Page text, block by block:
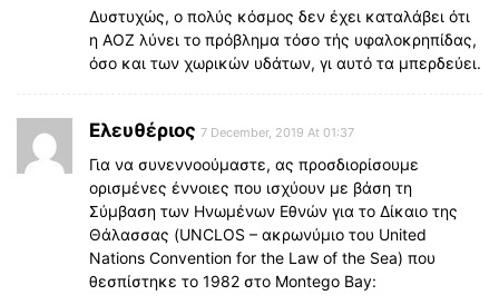
Δυστυχώς, ο πολύς κόσμος δεν έχει καταλάβει ότι
η ΑΟΖ λύνει το πρόβλημα τόσο τής υφαλοκρηπίδας,
όσο και των χωρικών υδάτων, γι αυτό τα μπερδεύει.
Ελευθέριος 7 December, 2019 At 01:37
Για να συνεννοούμαστε, ας προσδιορίσουμε
ορισμένες έννοιες που ισχύουν με βάση τη
Σύμβαση των Ηνωμένων Εθνών για το Δίκαιο της
Θάλασσας (UNCLOS – ακρωνύμιο του United
Nations Convention for the Law of the Sea) που
θεσπίστηκε το 1982 στο Montego Bay: